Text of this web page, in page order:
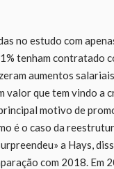
no estudo com
tenham contratado
aumentos
valor que tem vindo a
motivo de
é o caso da
a Hays,
com 2018. Em